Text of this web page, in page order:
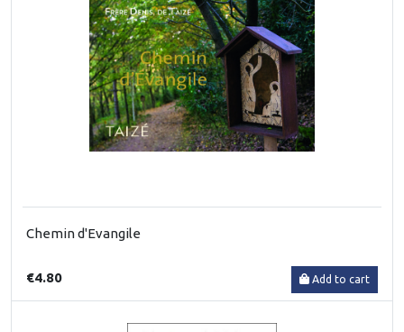
Chemin d'Evangile
€4.80 Add to cart